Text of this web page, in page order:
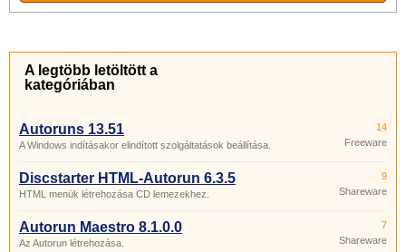
A legtöbb letöltött a
kategóriában
Autoruns 13.51
A Windows indításakor elindított szolgáltatások beállítása.
14
Freeware
Discstarter HTML-Autorun 6.3.5
HTML menük létrehozása CD lemezekhez.
9
Shareware
Autorun Maestro 8.1.0.0
Az Autorun létrehozása.
7
Shareware